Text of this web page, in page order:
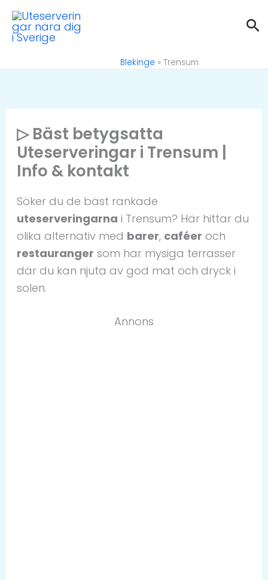
Hoppa
innehåll
Blekinge » Trensum
▷ Bäst betygsatta
Uteserveringar i Trensum |
Info & kontakt
Söker du de bäst rankade
uteserveringarna i Trensum? Här hittar du
olika alternativ med barer, caféer och
restauranger som har mysiga terrasser
där du kan njuta av god mat och dryck i
solen.
Annons